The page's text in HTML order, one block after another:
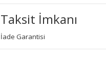
Taksit İmkanı
İade Garantisi